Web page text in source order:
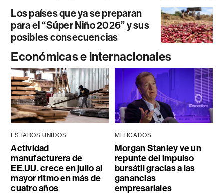
Los países que ya se preparan
para el “Súper Niño 2026” y sus
posibles consecuencias
Económicas e internacionales
ESTADOS UNIDOS
Actividad
manufacturera de
EE.UU. crece en julio al
mayor ritmo en más de
cuatro años
MERCADOS
Morgan Stanley ve un
repunte del impulso
bursátil gracias a las
ganancias
empresariales